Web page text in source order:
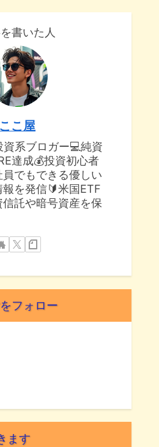
書いた人
ここ屋
系ブロガー💻純資
達成💰投資初心者
でもできる優しい
を発信🔰米国ETF
託や暗号資産を保
フォロー
ます